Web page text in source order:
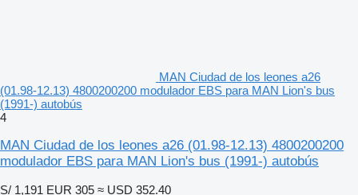
MAN Ciudad de los leones a26
(01.98-12.13) 4800200200 modulador EBS para MAN Lion's bus
(1991-) autobús
4
MAN Ciudad de los leones a26 (01.98-12.13) 4800200200
modulador EBS para MAN Lion's bus (1991-) autobús
S/ 1,191 EUR 305 ≈ USD 352.40